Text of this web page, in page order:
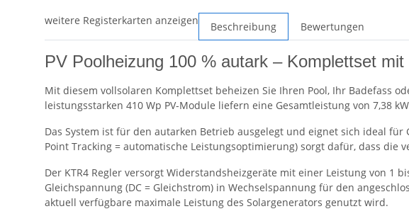
weitere Registerkarten anzeigen Beschreibung Bewertungen
PV Poolheizung 100 % autark – Komplettset
Mit diesem vollsolaren Komplettset beheizen Sie Ihren Pool, Ihr Badefass
leistungsstarken 410 Wp PV-Module liefern eine Gesamtleistung von 7,38
Das System ist für den autarken Betrieb ausgelegt und eignet sich ideal
Point Tracking = automatische Leistungsoptimierung) sorgt dafür, dass
Der KTR4 Regler versorgt Widerstandsheizgeräte mit einer Leistung von 1
Gleichspannung (DC = Gleichstrom) in Wechselspannung für den
aktuell verfügbare maximale Leistung des Solargenerators genutzt wird.